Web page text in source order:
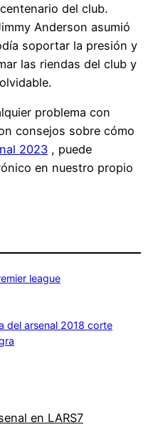
del club.
Anderson asumió
soportar la presión y
las riendas del club y
problema con
consejos sobre cómo
2023 , puede
en nuestro propio
league
del arsenal 2018 corte
en LARS7